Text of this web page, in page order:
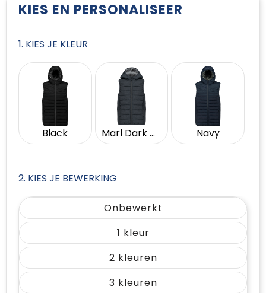
KIES EN PERSONALISEER
1. KIES JE KLEUR
Black Marl Dark Grey Navy
2. KIES JE BEWERKING
Onbewerkt
1
2
3